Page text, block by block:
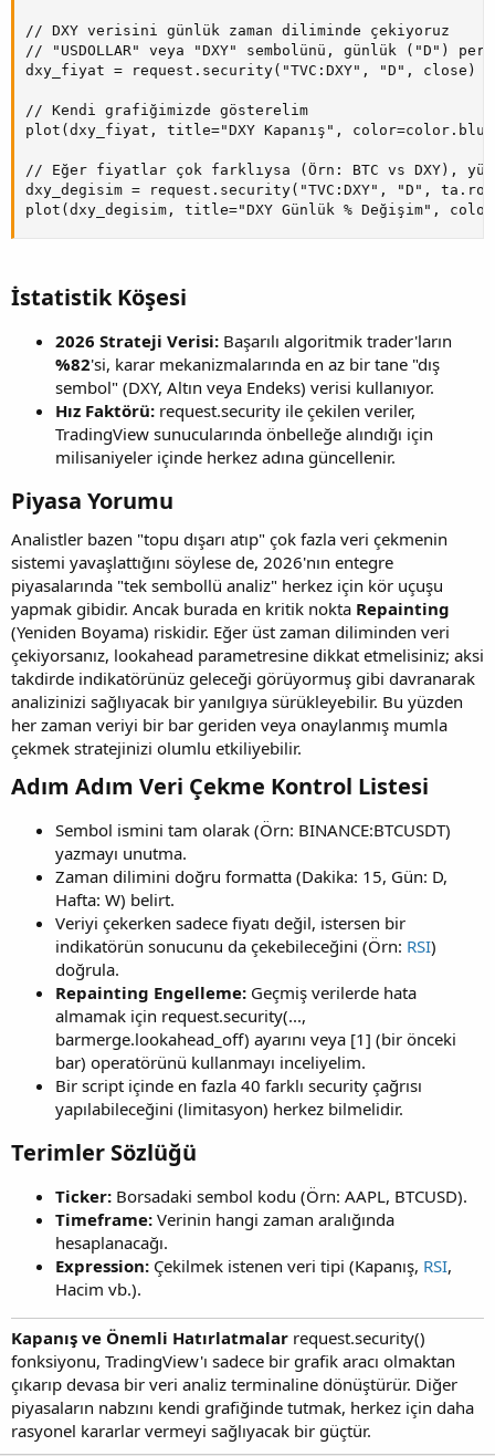
// DXY verisini günlük zaman diliminde çekiyoruz
// "USDOLLAR" veya "DXY" sembolünü, günlük ("D")
dxy_fiyat = request.security("TVC:DXY", "D", close)
// Kendi grafiğimizde gösterelim
plot(dxy_fiyat, title="DXY Kapanış",
// Eğer fiyatlar çok farklıysa (Örn: BTC vs DXY),
dxy_degisim = request.security("TVC:DXY", "D",
plot(dxy_degisim, title="DXY Günlük % Değişim",
İstatistik Köşesi​
2026 Strateji Verisi: Başarılı algoritmik trader'ların
%82'si, karar mekanizmalarında en az bir tane "dış
sembol" (DXY, Altın veya Endeks) verisi kullanıyor.
Hız Faktörü: request.security ile çekilen veriler,
TradingView sunucularında önbelleğe alındığı için
milisaniyeler içinde herkez adına güncellenir.
Piyasa Yorumu​
Analistler bazen "topu dışarı atıp" çok fazla veri çekmenin
sistemi yavaşlattığını söylese de, 2026'nın entegre
piyasalarında "tek sembollü analiz" herkez için kör uçuşu
yapmak gibidir. Ancak burada en kritik nokta Repainting
(Yeniden Boyama) riskidir. Eğer üst zaman diliminden veri
çekiyorsanız, lookahead parametresine dikkat etmelisiniz; aksi
takdirde indikatörünüz geleceği görüyormuş gibi davranarak
analizinizi sağlıyacak bir yanılgıya sürükleyebilir. Bu yüzden
her zaman veriyi bir bar geriden veya onaylanmış mumla
çekmek stratejinizi olumlu etkiliyebilir.
Adım Adım Veri Çekme Kontrol Listesi​
Sembol ismini tam olarak (Örn: BINANCE:BTCUSDT)
yazmayı unutma.
Zaman dilimini doğru formatta (Dakika: 15, Gün: D,
Hafta: W) belirt.
Veriyi çekerken sadece fiyatı değil, istersen bir
indikatörün sonucunu da çekebileceğini (Örn: RSI)
doğrula.
Repainting Engelleme: Geçmiş verilerde hata
almamak için request.security(...,
barmerge.lookahead_off) ayarını veya [1] (bir önceki
bar) operatörünü kullanmayı inceliyelim.
Bir script içinde en fazla 40 farklı security çağrısı
yapılabileceğini (limitasyon) herkez bilmelidir.
Terimler Sözlüğü​
Ticker: Borsadaki sembol kodu (Örn: AAPL, BTCUSD).
Timeframe: Verinin hangi zaman aralığında
hesaplanacağı.
Expression: Çekilmek istenen veri tipi (Kapanış, RSI,
Hacim vb.).
Kapanış ve Önemli Hatırlatmalar request.security()
fonksiyonu, TradingView'ı sadece bir grafik aracı olmaktan
çıkarıp devasa bir veri analiz terminaline dönüştürür. Diğer
piyasaların nabzını kendi grafiğinde tutmak, herkez için daha
rasyonel kararlar vermeyi sağlıyacak bir güçtür.